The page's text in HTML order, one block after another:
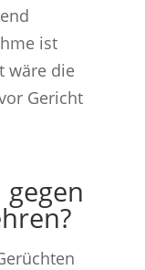
ist
wäre die
Gericht